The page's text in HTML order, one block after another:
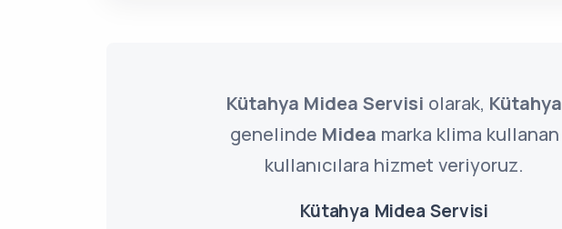
Kütahya Midea Servisi olarak, Kütahya
genelinde Midea marka klima kullanan
kullanıcılara hizmet veriyoruz.
Kütahya Midea Servisi